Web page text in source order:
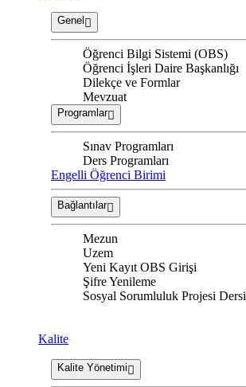
Genel
Öğrenci Bilgi Sistemi (OBS)
Öğrenci İşleri Daire Başkanlığı
Dilekçe ve Formlar
Mevzuat
Programlar
Sınav Programları
Ders Programları
Engelli Öğrenci Birimi
Bağlantılar
Mezun
Uzem
Yeni Kayıt OBS Girişi
Şifre Yenileme
Sosyal Sorumluluk Projesi Dersi
Kalite
Kalite Yönetimi